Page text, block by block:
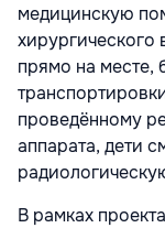
медицинскую
хирургического
прямо на месте,
проведённому
аппарата, дети
В рамках